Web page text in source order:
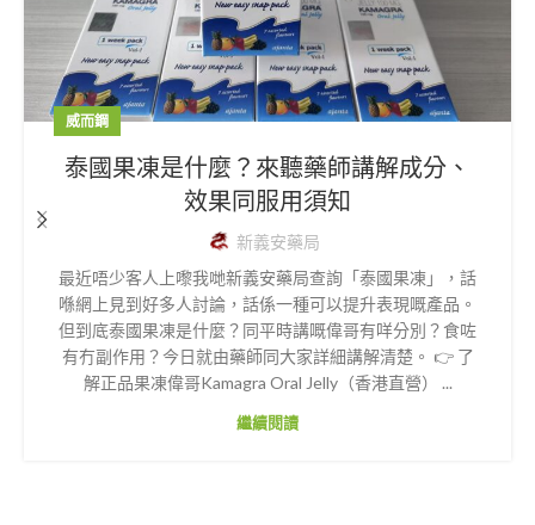
威而鋼
泰國果凍是什麼？來聽藥師講解成分、
效果同服用須知
新義安藥局
最近唔少客人上嚟我哋新義安藥局查詢「泰國果凍」，話
喺網上見到好多人討論，話係一種可以提升表現嘅產品。
但到底泰國果凍是什麼？同平時講嘅偉哥有咩分別？食咗
有冇副作用？今日就由藥師同大家詳細講解清楚。 👉 了
解正品果凍偉哥Kamagra Oral Jelly（香港直營） ...
繼續閱讀